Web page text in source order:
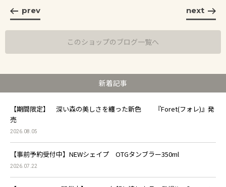
prev next
このショップのブログ一覧へ
新着記事
【期間限定】 深い森の美しさを纏った新色 『Foret(フォレ)』発
売
2026.08.05
【事前予約受付中】NEWシェイプ OTGタンブラー350ml
2026.07.22